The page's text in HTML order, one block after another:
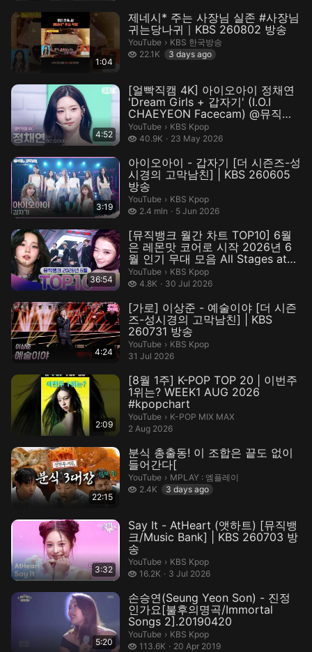
1:04
제네시* 주는 사장님 실존 #사장님
귀는당나귀｜KBS 260802 방송
YouTube › KBS 한국방송.
KBS 한국방송
22.1K
22.1 thousand views
3 days ago
4:52
[얼빡직캠 4K] 아이오아이 정채연
'Dream Girls + 갑자기' (I.O.I
CHAEYEON Facecam) @뮤직뱅
크(Musi...
YouTube › KBS Kpop.
KBS Kpop
40.9K
40.9 thousand views
23 May 2026
3:19
아이오아이 - 갑자기 [더 시즌즈-성
시경의 고막남친] | KBS 260605
방송
YouTube › KBS Kpop.
KBS Kpop
2.4 mln
2.4 million views5 Jun 2026
36:54
[뮤직뱅크 월간 차트 TOP10] 6월
은 레몬맛 코어로 시작 2026년 6
월 인기 무대 모음 All Stages at
Music Bank of KBS...
YouTube › KBS Kpop.
KBS Kpop
4.8K
4.8 thousand views
30 Jul 2026
4:24
[가로] 이상준 - 예술이야 [더 시즌
즈-성시경의 고막남친] | KBS
260731 방송
YouTube › KBS Kpop.
KBS Kpop
31 Jul 2026
2:09
[8월 1주] K-POP TOP 20 | 이번주
1위는? WEEK1 AUG 2026
#kpopchart
YouTube › K-POP MIX MAX.
K-POP MIX MAX
2 Aug 2026
22:15
분식 총출동! 이 조합은 끝도 없이
들어간다[
YouTube › MPLAY : 엠플레이.
MPLAY : 엠플레이
2.4K
2.4 thousand views
3 days ago
3:32
Say It - AtHeart (앳하트) [뮤직뱅
크/Music Bank] | KBS 260703 방
송
YouTube › KBS Kpop.
KBS Kpop
16.2K
16.2 thousand views
3 Jul 2026
5:20
손승연(Seung Yeon Son) - 진정
인가요[불후의명곡/Immortal
Songs 2].20190420
YouTube › KBS Kpop.
KBS Kpop
113.6K
113.6 thousand views
20 Apr 2019